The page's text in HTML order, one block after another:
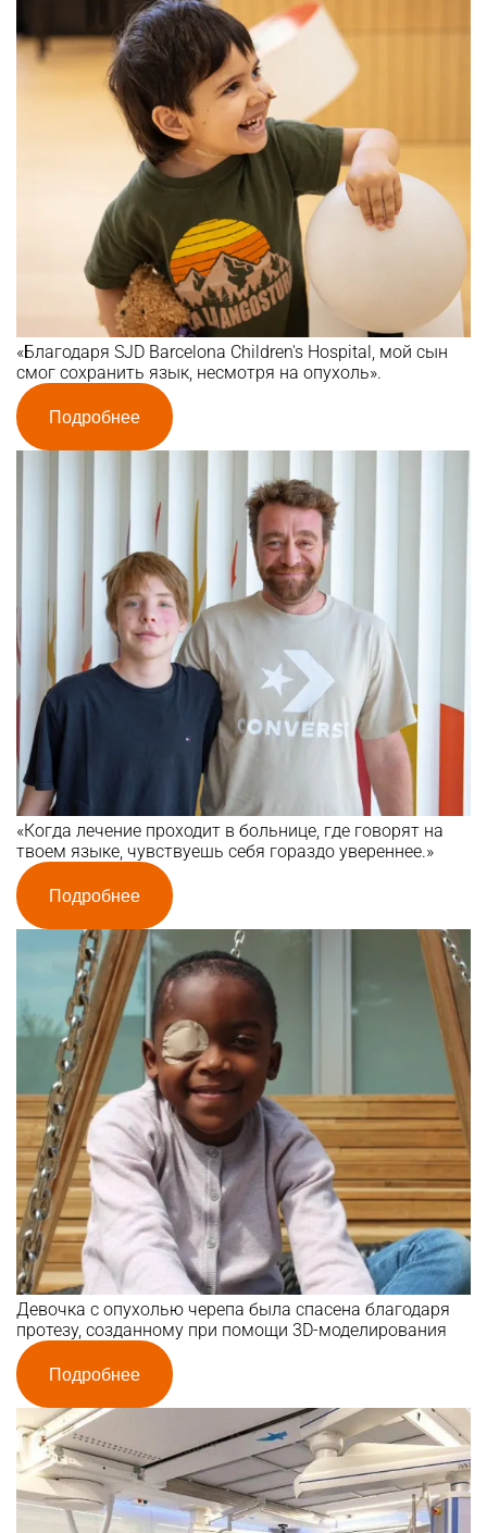
«Благодаря SJD Barcelona Children's Hospital, мой сын
смог сохранить язык, несмотря на опухоль».
Подробнее
«Когда лечение проходит в больнице, где говорят на
твоем языке, чувствуешь себя гораздо увереннее.»
Подробнее
Девочка с опухолью черепа была спасена благодаря
протезу, созданному при помощи 3D-моделирования
Подробнее